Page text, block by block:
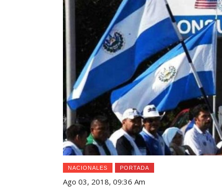
NACIONALES PORTADA
Ago 03, 2018, 09:36 Am